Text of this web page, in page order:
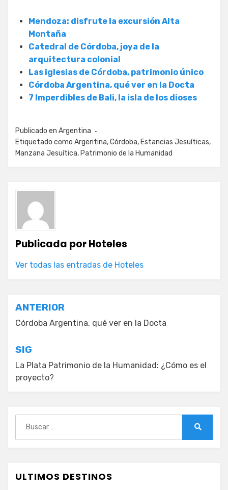
Mendoza: disfrute la excursión Alta
Montaña
Catedral de Córdoba, joya de la
arquitectura colonial
Las iglesias de Córdoba, patrimonio único
Córdoba Argentina, qué ver en la Docta
7 Imperdibles de Bali, la isla de los dioses
Publicado en Argentina
Etiquetado como Argentina,Córdoba, Estancias Jesuíticas,
Manzana Jesuítica, Patrimonio de la Humanidad
Publicada porHoteles
Ver todas las entradas de Hoteles
Navegación
de
entradas
ANTERIOR
Córdoba Argentina, qué ver en la Docta
SIG
La Plata Patrimonio de la Humanidad: ¿Cómo es el
proyecto?
ULTIMOS DESTINOS